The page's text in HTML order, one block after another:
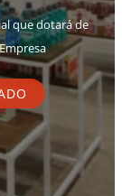
que dotará de